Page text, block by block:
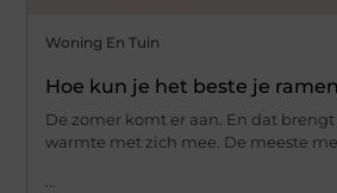
Woning En Tuin
Hoe kun je het beste je
De zomer komt er aan. En dat
warmte met zich mee. De meeste
...